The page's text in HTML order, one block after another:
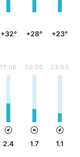
+32° +28° +23°
17:00
2.4
20:00
1.7
23:00
1.1